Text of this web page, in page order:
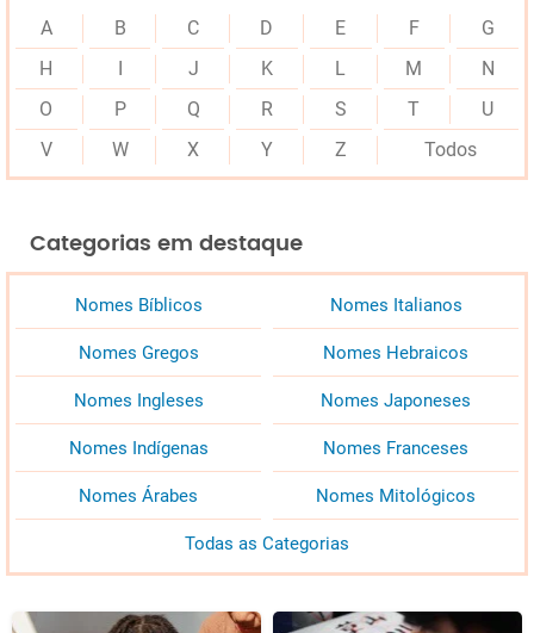
A B C D E F
G
H
J K L M
N
O
P Q R S T
U
V
W X Y Z Todos
Categorias em destaque
Nomes Bíblicos Nomes Italianos
Nomes Gregos Nomes Hebraicos
Nomes Ingleses Nomes Japoneses
Nomes Indígenas Nomes Franceses
Nomes Árabes Nomes Mitológicos
Todas as Categorias